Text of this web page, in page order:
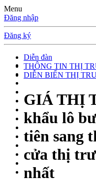
Menu
Đăng nhập
Đăng ký
Diễn đàn
THÔNG TIN THỊ
DIỄN BIẾN THỊ
GIÁ THỊ
khẩu lô
tiên sang
cửa thị
nhất